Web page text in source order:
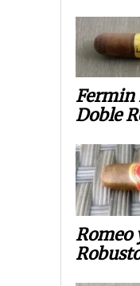
Fermin
Doble
Romeo